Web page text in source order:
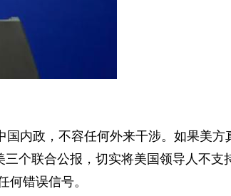
内政，不容任何外来干涉。如果美方
个联合公报，切实将美国领导人不支
何错误信号。